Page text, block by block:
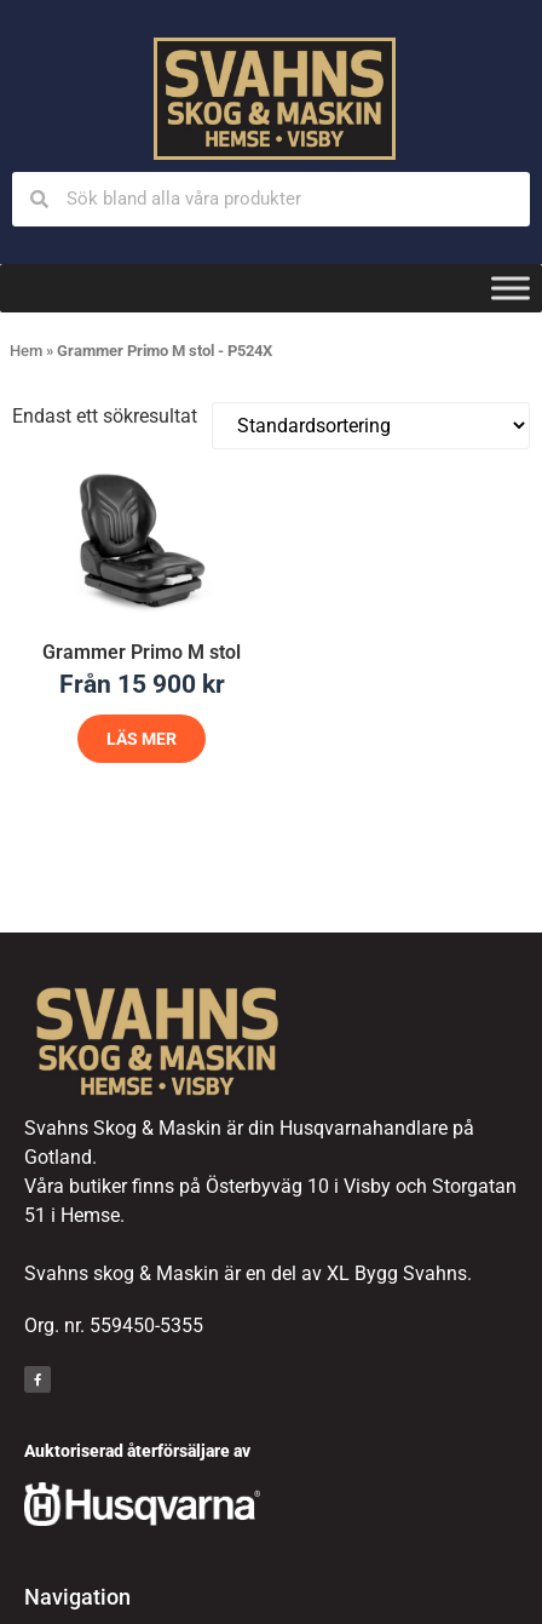
Hem » Grammer Primo M stol - P524X
Endast ett sökresultat
Grammer Primo M stol
Från 15 900 kr
LÄS MER
Svahns Skog & Maskin är din Husqvarnahandlare på
Gotland.
Våra butiker finns på Österbyväg 10 i Visby och Storgatan
51 i Hemse.
Svahns skog & Maskin är en del av XL Bygg Svahns.
Org. nr. 559450-5355
Auktoriserad återförsäljare av
Navigation